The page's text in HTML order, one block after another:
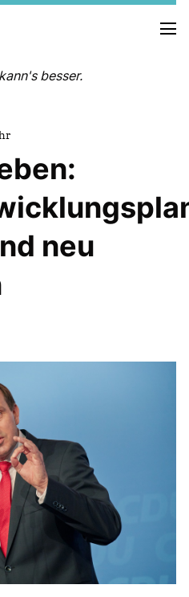
besser.
PARLAMENT
ABONNIEREN
DER CDU BRANDENBURG
neu